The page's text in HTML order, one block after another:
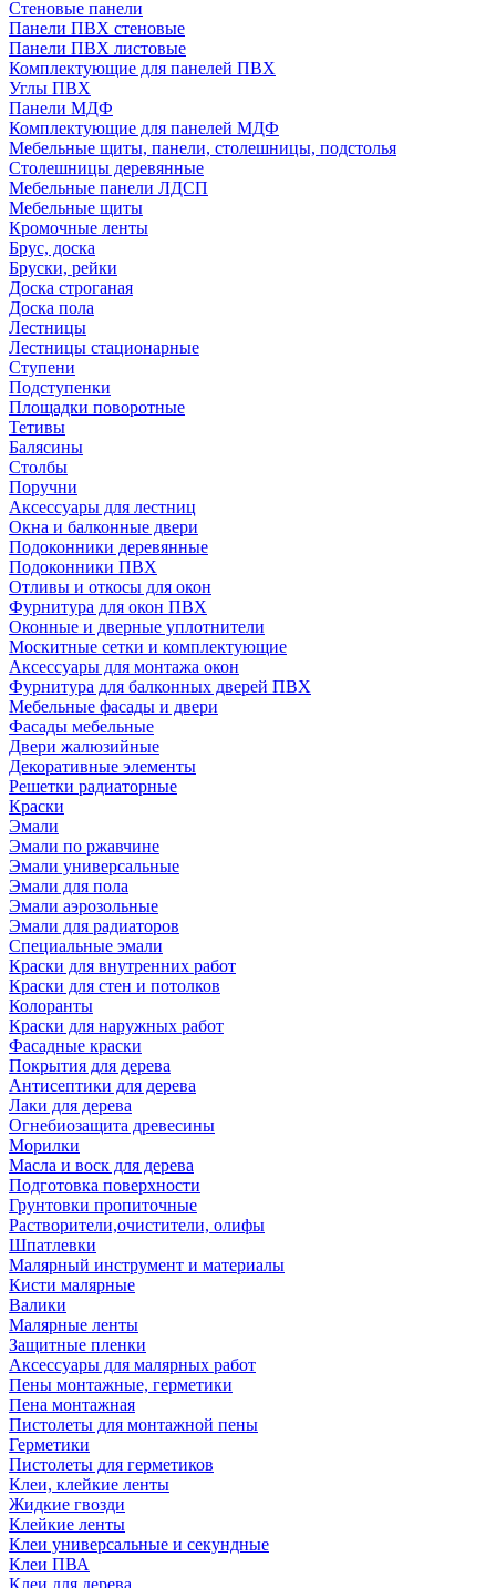
Стеновые панели
Панели ПВХ стеновые
Панели ПВХ листовые
Комплектующие для панелей ПВХ
Углы ПВХ
Панели МДФ
Комплектующие для панелей МДФ
Мебельные щиты, панели, столешницы, подстолья
Столешницы деревянные
Мебельные панели ЛДСП
Мебельные щиты
Кромочные ленты
Брус, доска
Бруски, рейки
Доска строганая
Доска пола
Лестницы
Лестницы стационарные
Ступени
Подступенки
Площадки поворотные
Тетивы
Балясины
Столбы
Поручни
Аксессуары для лестниц
Окна и балконные двери
Подоконники деревянные
Подоконники ПВХ
Отливы и откосы для окон
Фурнитура для окон ПВХ
Оконные и дверные уплотнители
Москитные сетки и комплектующие
Аксессуары для монтажа окон
Фурнитура для балконных дверей ПВХ
Мебельные фасады и двери
Фасады мебельные
Двери жалюзийные
Декоративные элементы
Решетки радиаторные
Краски
Эмали
Эмали по ржавчине
Эмали универсальные
Эмали для пола
Эмали аэрозольные
Эмали для радиаторов
Специальные эмали
Краски для внутренних работ
Краски для стен и потолков
Колоранты
Краски для наружных работ
Фасадные краски
Покрытия для дерева
Антисептики для дерева
Лаки для дерева
Огнебиозащита древесины
Морилки
Масла и воск для дерева
Подготовка поверхности
Грунтовки пропиточные
Растворители,очистители, олифы
Шпатлевки
Малярный инструмент и материалы
Кисти малярные
Валики
Малярные ленты
Защитные пленки
Аксессуары для малярных работ
Пены монтажные, герметики
Пена монтажная
Пистолеты для монтажной пены
Герметики
Пистолеты для герметиков
Клеи, клейкие ленты
Жидкие гвозди
Клейкие ленты
Клеи универсальные и секундные
Клеи ПВА
Клеи для дерева